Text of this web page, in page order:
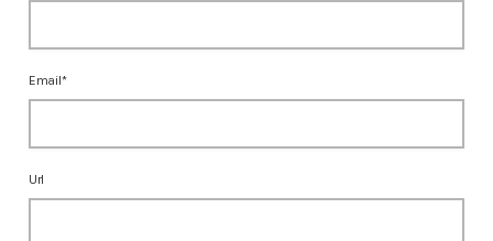
Email*
Url